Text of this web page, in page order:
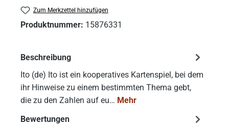
Zum Merkzettel hinzufügen
Produktnummer: 15876331
Beschreibung
Ito (de) Ito ist ein kooperatives Kartenspiel, bei dem
ihr Hinweise zu einem bestimmten Thema gebt,
die zu den Zahlen auf eu… Mehr
Bewertungen